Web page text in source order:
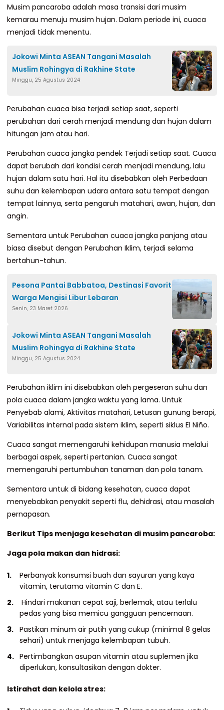
Musim pancaroba adalah masa transisi dari musim
kemarau menuju musim hujan. Dalam periode ini, cuaca
menjadi tidak menentu.
Jokowi Minta ASEAN Tangani Masalah
Muslim Rohingya di Rakhine State
Minggu, 25 Agustus 2024
Perubahan cuaca bisa terjadi setiap saat, seperti
perubahan dari cerah menjadi mendung dan hujan dalam
hitungan jam atau hari.
Perubahan cuaca jangka pendek Terjadi setiap saat. Cuaca
dapat berubah dari kondisi cerah menjadi mendung, lalu
hujan dalam satu hari. Hal itu disebabkan oleh Perbedaan
suhu dan kelembapan udara antara satu tempat dengan
tempat lainnya, serta pengaruh matahari, awan, hujan, dan
angin.
Sementara untuk Perubahan cuaca jangka panjang atau
biasa disebut dengan Perubahan Iklim, terjadi selama
bertahun-tahun.
Pesona Pantai Babbatoa, Destinasi Favorit
Warga Mengisi Libur Lebaran
Senin, 23 Maret 2026
Jokowi Minta ASEAN Tangani Masalah
Muslim Rohingya di Rakhine State
Minggu, 25 Agustus 2024
Perubahan iklim ini disebabkan oleh pergeseran suhu dan
pola cuaca dalam jangka waktu yang lama. Untuk
Penyebab alami, Aktivitas matahari, Letusan gunung berapi,
Variabilitas internal pada sistem iklim, seperti siklus El Niño.
Cuaca sangat memengaruhi kehidupan manusia melalui
berbagai aspek, seperti pertanian. Cuaca sangat
memengaruhi pertumbuhan tanaman dan pola tanam.
Sementara untuk di bidang kesehatan, cuaca dapat
menyebabkan penyakit seperti flu, dehidrasi, atau masalah
pernapasan.
Berikut Tips menjaga kesehatan di musim pancaroba:
Jaga pola makan dan hidrasi:
Perbanyak konsumsi buah dan sayuran yang kaya
vitamin, terutama vitamin C dan E.
Hindari makanan cepat saji, berlemak, atau terlalu
pedas yang bisa memicu gangguan pencernaan.
Pastikan minum air putih yang cukup (minimal 8 gelas
sehari) untuk menjaga kelembapan tubuh.
Pertimbangkan asupan vitamin atau suplemen jika
diperlukan, konsultasikan dengan dokter.
Istirahat dan kelola stres: